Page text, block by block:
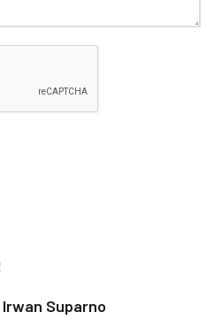
Irwan Suparno